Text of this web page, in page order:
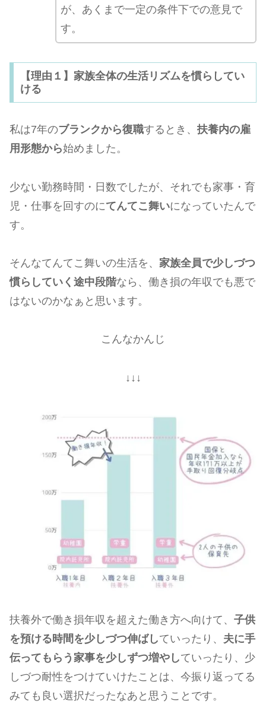
が、あくまで一定の条件下での意見で
す。
【理由１】家族全体の生活リズムを慣らしてい
ける
私は7年のブランクから復職するとき、 扶養内の雇
用形態から始めました。
少ない勤務時間・日数でしたが、それでも家事・育
児・仕事を回すのにてんてこ舞いになっていたんで
す。
そんなてんてこ舞いの生活を、 家族全員で少しづつ
慣らしていく途中段階なら、働き損の年収でも悪で
はないのかなぁと思います。
こんなかんじ
↓↓↓
扶養外で働き損年収を超えた働き方へ向けて、 子供
を預ける時間を少しづつ伸ばしていったり、 夫に手
伝ってもらう家事を少しずつ増やしていったり、少
しづつ耐性をつけていけたことは、今振り返ってる
みても良い選択だったなあと思うことです。